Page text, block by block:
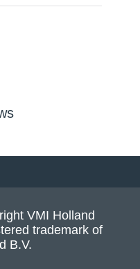
VMI Holland
trademark of
B.V.